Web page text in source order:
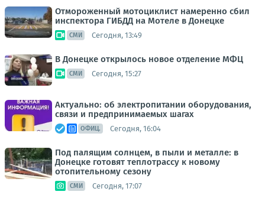
Отмороженный мотоциклист намеренно сбил
инспектора ГИБДД на Мотеле в Донецке
СМИ Сегодня, 13:49
В Донецке открылось новое отделение МФЦ
СМИ Сегодня, 15:27
Актуально: об электропитании оборудования,
связи и предпринимаемых шагах
ОФИЦ. Сегодня, 16:04
Под палящим солнцем, в пыли и металле: в
Донецке готовят теплотрассу к новому
отопительному сезону
СМИ Сегодня, 17:07